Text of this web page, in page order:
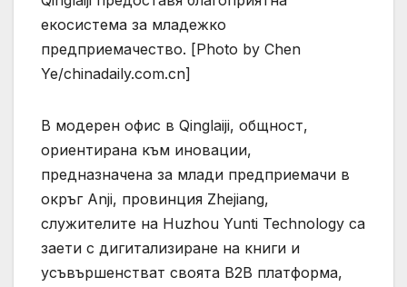
екосистема за младежко
предприемачество. [Photo by Chen
Ye/chinadaily.com.cn]
В модерен офис в Qinglaiji, общност,
ориентирана към иновации,
предназначена за млади предприемачи в
окръг Anji, провинция Zhejiang,
служителите на Huzhou Yunti Technology са
заети с дигитализиране на книги и
усъвършенстват своята B2B платформа,